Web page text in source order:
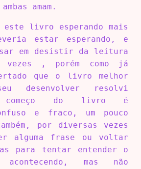
amam.
este livro esperando mais
estar esperando, e
em desistir da leitura
vezes , porém como já
que o livro melhor
desenvolver resolvi
começo do livro é
e fraco, um pouco
por diversas vezes
alguma frase ou voltar
para tentar entender o
mas não